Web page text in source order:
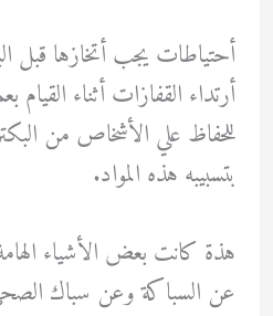
أحتياطات يجب أتخازها قبل
أرتداء القفازات أثناء القيام
للحفاظ علي الأشخاص من
بتسبيبه هذه المواد.
هذة كانت بعض الأشياء
عن السباكة وعن سباك